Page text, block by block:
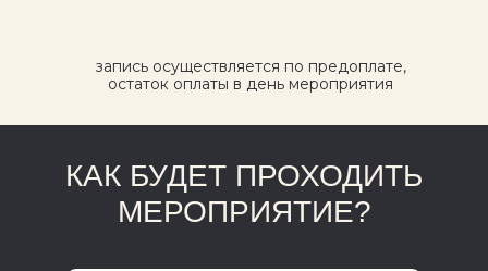
запись осуществляется по предоплате,
остаток оплаты в день мероприятия
КАК БУДЕТ ПРОХОДИТЬ
МЕРОПРИЯТИЕ?